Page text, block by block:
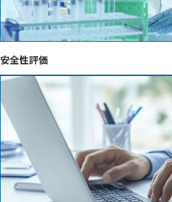
安全性評価